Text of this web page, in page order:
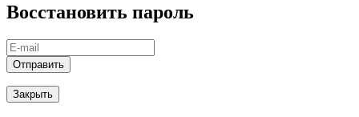
Восстановить пароль
Отправить
Закрыть